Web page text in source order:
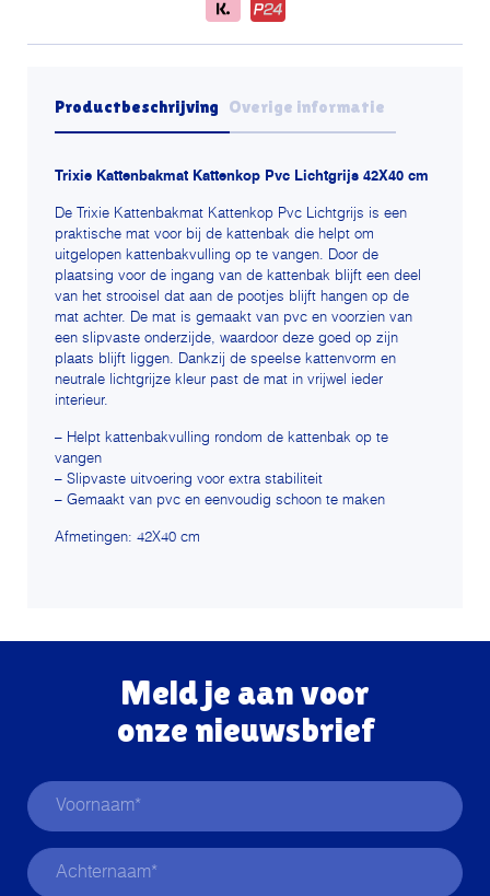
Productbeschrijving Overige informatie
Trixie Kattenbakmat Kattenkop Pvc Lichtgrijs 42X40 cm
De Trixie Kattenbakmat Kattenkop Pvc Lichtgrijs is een
praktische mat voor bij de kattenbak die helpt om
uitgelopen kattenbakvulling op te vangen. Door de
plaatsing voor de ingang van de kattenbak blijft een deel
van het strooisel dat aan de pootjes blijft hangen op de
mat achter. De mat is gemaakt van pvc en voorzien van
een slipvaste onderzijde, waardoor deze goed op zijn
plaats blijft liggen. Dankzij de speelse kattenvorm en
neutrale lichtgrijze kleur past de mat in vrijwel ieder
interieur.
– Helpt kattenbakvulling rondom de kattenbak op te
vangen
– Slipvaste uitvoering voor extra stabiliteit
– Gemaakt van pvc en eenvoudig schoon te maken
Afmetingen: 42X40 cm
Meld je aan voor
onze nieuwsbrief